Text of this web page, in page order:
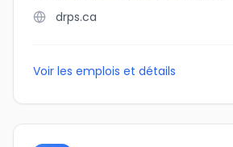
drps.ca
Voir les emplois et détails